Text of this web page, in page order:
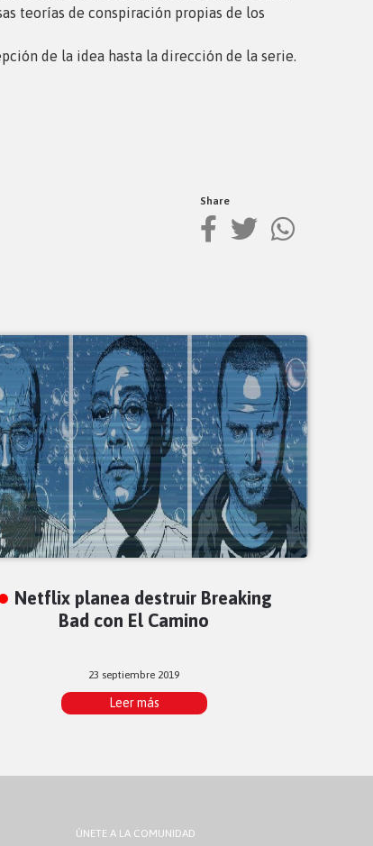
teorías de conspiración propias de los
de la idea hasta la dirección de la serie.
Share
Netflix planea destruir Breaking
Bad con El Camino
23 septiembre 2019
Leer más
ÚNETE A LA COMUNIDAD